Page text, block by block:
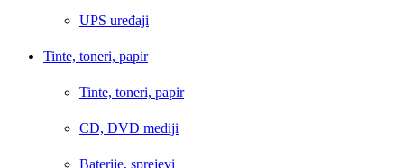
UPS uređaji
Tinte, toneri, papir
Tinte, toneri, papir
CD, DVD mediji
Baterije, sprejevi